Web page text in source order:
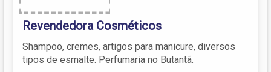
Revendedora Cosméticos
Shampoo, cremes, artigos para manicure, diversos
tipos de esmalte. Perfumaria no Butantã.